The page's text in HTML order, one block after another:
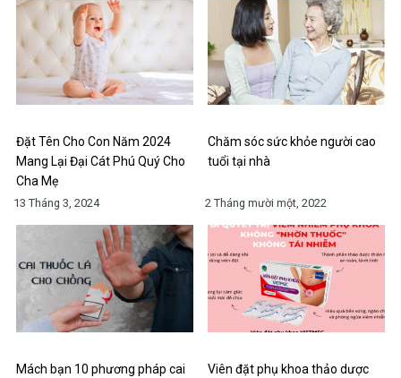
Đặt Tên Cho Con Năm 2024
Mang Lại Đại Cát Phú Quý Cho
Cha Mẹ
13 Tháng 3, 2024
Chăm sóc sức khỏe người cao
tuổi tại nhà
2 Tháng mười một, 2022
Mách bạn 10 phương pháp cai
Viên đặt phụ khoa thảo dược